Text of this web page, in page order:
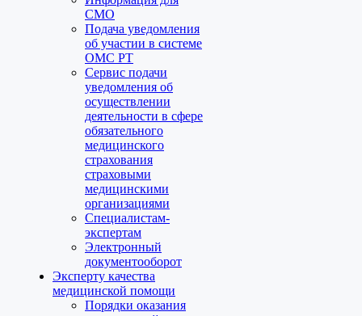
СМО
Подача уведомления
об участии в системе
ОМС РТ
Сервис подачи
уведомления об
осуществлении
деятельности в сфере
обязательного
медицинского
страхования
страховыми
медицинскими
организациями
Специалистам-
экспертам
Электронный
документооборот
Эксперту качества
медицинской помощи
Порядки оказания